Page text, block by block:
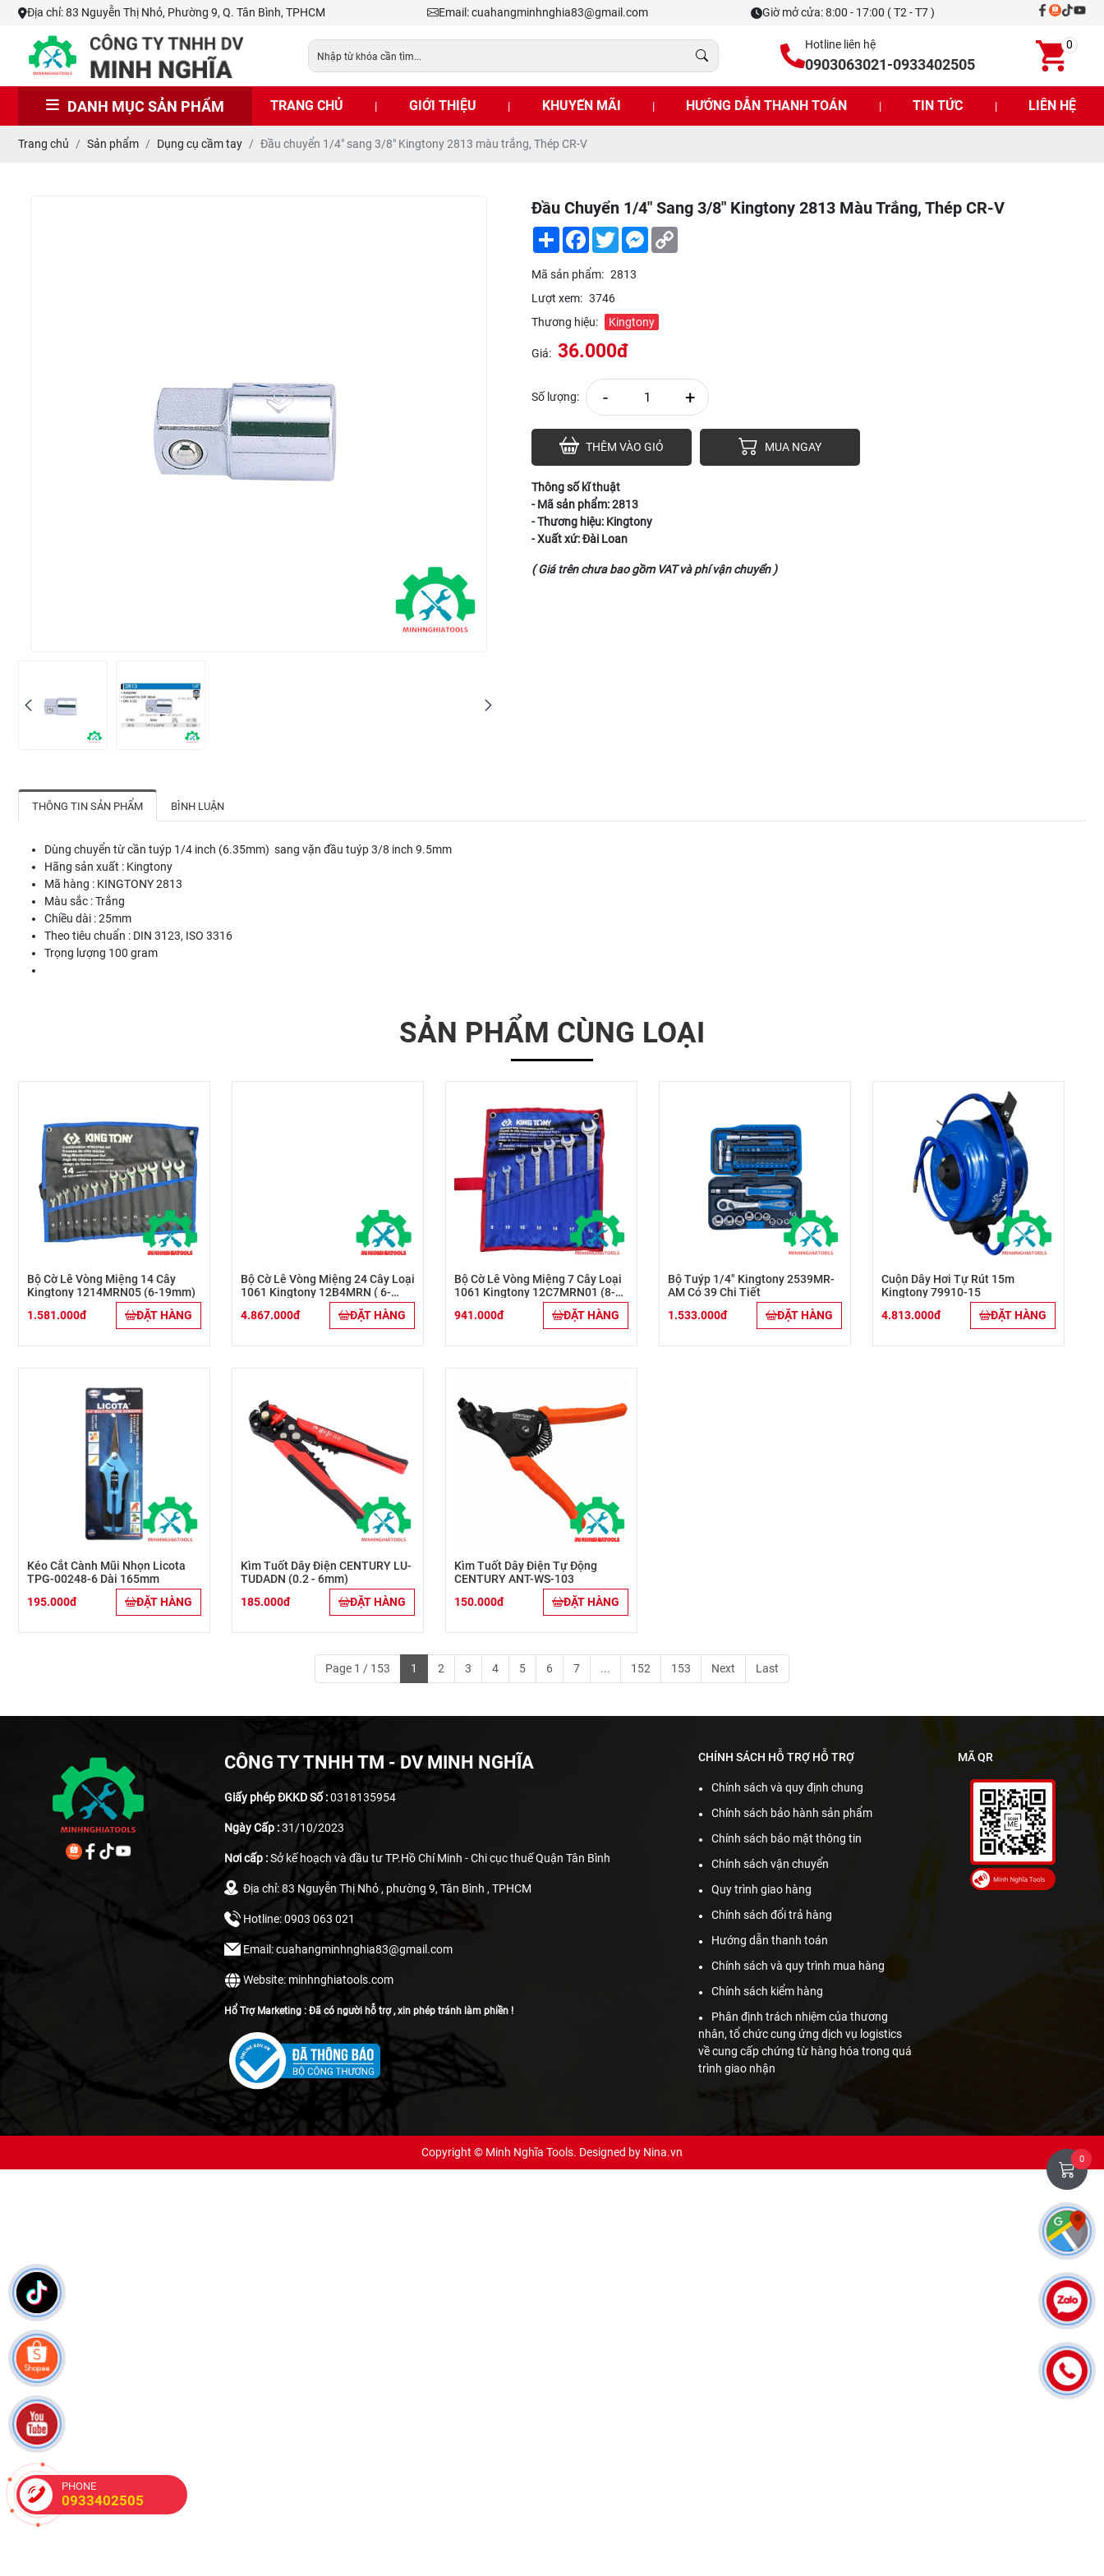
Địa chỉ: 83 Nguyễn Thị Nhỏ, Phường 9, Q. Tân Bình, TPHCM Email: cuahangminhnghia83@gmail.com Giờ mở cửa: 8:00 - 17:00 ( T2 - T7 )
Hotline liên hệ
0903063021-0933402505
0
DANH MỤC SẢN PHẨM TRANG CHỦ | GIỚI THIỆU | KHUYẾN MÃI | HƯỚNG DẪN THANH TOÁN | TIN TỨC | LIÊN HỆ
Trang chủ Sản phẩm Dụng cụ cầm tay Đầu chuyển 1/4" sang 3/8" Kingtony 2813 màu trắng, Thép CR-V
Đầu Chuyển 1/4" Sang 3/8" Kingtony 2813 Màu Trắng, Thép CR-V
Share Facebook
TwitterMessenger
Mã sản phẩm: 2813
Lượt xem: 3746
Thương hiệu:
Kingtony
Giá: 36.000đ
Số lượng: - +
THÊM VÀO GIỎ MUA NGAY
Thông số kĩ thuật
- Mã sản phẩm: 2813
- Thương hiệu: Kingtony
- Xuất xứ: Đài Loan
( Giá trên chưa bao gồm VAT và phí vận chuyển )
THÔNG TIN SẢN PHẨM BÌNH LUẬN
Dùng chuyển từ cần tuýp 1/4 inch (6.35mm) sang vặn đầu tuýp 3/8 inch 9.5mm
Hãng sản xuất : Kingtony
Mã hàng : KINGTONY 2813
Màu sắc : Trắng
Chiều dài : 25mm
Theo tiêu chuẩn : DIN 3123, ISO 3316
Trọng lượng 100 gram
SẢN PHẨM CÙNG LOẠI
Bộ Cờ Lê Vòng Miệng 14 Cây
Kingtony 1214MRN05 (6-19mm)
1.581.000đ
ĐẶT HÀNG
Bộ Cờ Lê Vòng Miệng 24 Cây Loại
1061 Kingtony 12B4MRN ( 6-
4.867.000đ ĐẶT HÀNG
Bộ Cờ Lê Vòng Miệng 7 Cây Loại
1061 Kingtony 12C7MRN01 (8-
941.000đ ĐẶT HÀNG
Bộ Tuýp 1/4" Kingtony 2539MR-
AM Có 39 Chi Tiết
1.533.000đ
ĐẶT HÀNG
Cuộn Dây Hơi Tự Rút 15m
Kingtony 79910-15
4.813.000đ
ĐẶT HÀNG
Kéo Cắt Cành Mũi Nhọn Licota
TPG-00248-6 Dài 165mm
195.000đ
ĐẶT HÀNG
Kìm Tuốt Dây Điện CENTURY LU-
TUDADN (0.2 - 6mm)
185.000đ
ĐẶT HÀNG
Kìm Tuốt Dây Điện Tự Động
CENTURY ANT-WS-103
150.000đ
ĐẶT HÀNG
Page 1 / 153 1 2 3 4 5 6 7 ... 152 153 Next Last
CÔNG TY TNHH TM - DV MINH NGHĨA
Giấy phép ĐKKD Số :0318135954
Ngày Cấp :31/10/2023
Nơi cấp :Sở kế hoạch và đầu tư TP.Hồ Chí Minh - Chi cục thuế Quận Tân Bình
Địa chỉ: 83 Nguyễn Thị Nhỏ , phường 9, Tân Bình , TPHCM
Hotline: 0903 063 021
Email: cuahangminhnghia83@gmail.com
Website: minhnghiatools.com
Hổ Trợ Marketing : Đã có người hỗ trợ , xin phép tránh làm phiền !
CHÍNH SÁCH HỖ TRỢ HỖ TRỢ
Chính sách và quy định chung
Chính sách bảo hành sản phẩm
Chính sách bảo mật thông tin
Chính sách vận chuyển
Quy trình giao hàng
Chính sách đổi trả hàng
Hướng dẫn thanh toán
Chính sách và quy trình mua hàng
Chính sách kiểm hàng
Phân định trách nhiệm của thương
nhân, tổ chức cung ứng dịch vụ logistics
về cung cấp chứng từ hàng hóa trong quá
trình giao nhận
MÃ QR
Copyright © Minh Nghĩa Tools. Designed by Nina.vn
0
PHONE
0933402505